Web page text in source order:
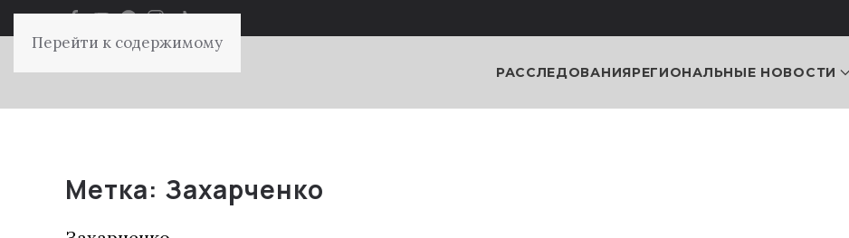
Перейти к содержимому
РАССЛЕДОВАНИЯРЕГИОНАЛЬНЫЕ НОВОСТИ
Метка: Захарченко